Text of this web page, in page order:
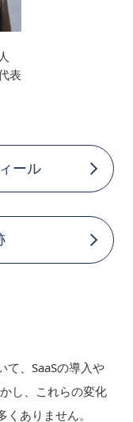
表
ール
て、SaaSの導入や
し、これらの変化
ありません。